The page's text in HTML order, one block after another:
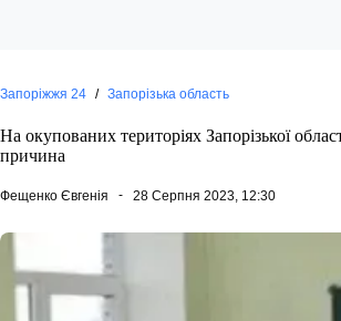
Запоріжжя 24 / Запорізька область
На окупованих територіях Запорізької
причина
Фещенко Євгенія 28 Серпня 2023, 12:30